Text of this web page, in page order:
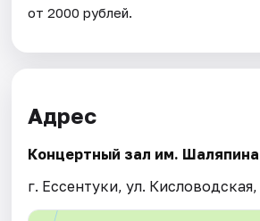
от 2000 рублей.
Адрес
Концертный зал им.
г. Ессентуки, ул. Кисловодская,